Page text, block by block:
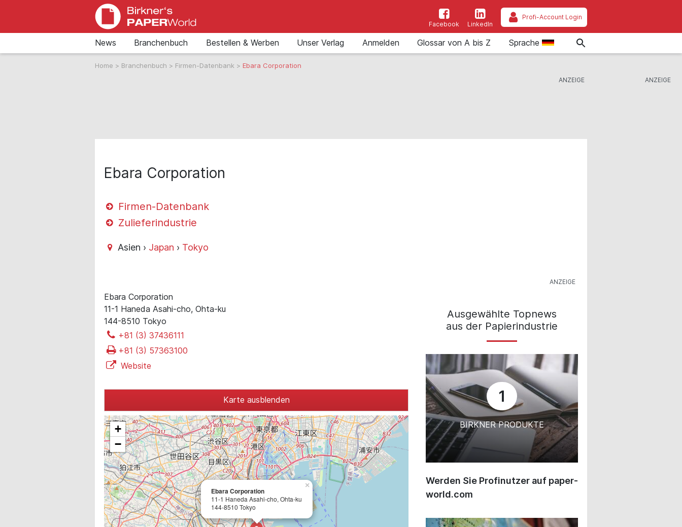
Facebook LinkedIn
Profi-Account Login
News Branchenbuch Bestellen & Werben Unser Verlag Anmelden Glossar von A bis Z Sprache
Home > Branchenbuch > Firmen-Datenbank > Ebara Corporation
Ebara Corporation
Firmen-Datenbank
Zulieferindustrie
Asien › Japan › Tokyo
Ebara Corporation
11-1 Haneda Asahi-cho, Ohta-ku
144-8510 Tokyo
+81 (3) 37436111
+81 (3) 57363100
Website
Karte ausblenden
Ebara Corporation
11-1 Haneda Asahi-cho, Ohta-ku
144-8510 Tokyo
×
+
−
Ausgewählte Topnews
aus der Papierindustrie
1
BIRKNER PRODUKTE
Werden Sie Profinutzer auf paper-
world.com